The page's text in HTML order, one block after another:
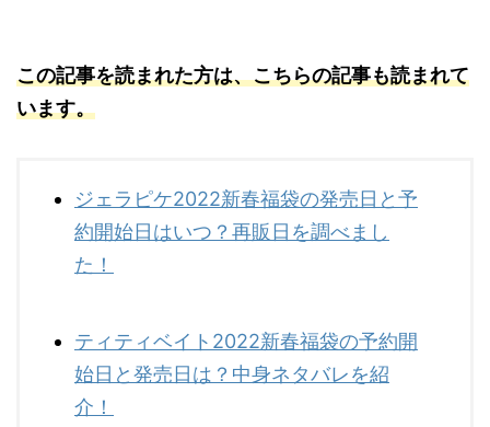
この記事を読まれた方は、こちらの記事も読まれて
います。
ジェラピケ2022新春福袋の発売日と予
約開始日はいつ？再販日を調べまし
た！
ティティベイト2022新春福袋の予約開
始日と発売日は？中身ネタバレを紹
介！